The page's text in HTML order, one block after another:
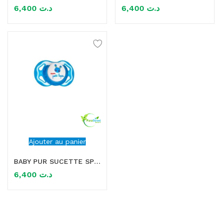
د.ت د.ت
Ajouter au panier
BABY PUR SUCETTE SPORTY 0-6M
د.ت